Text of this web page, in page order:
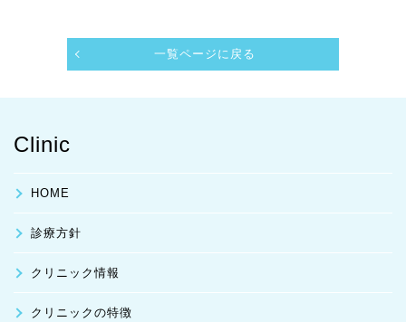
一覧ページに戻る
Clinic
HOME
診療方針
クリニック情報
クリニックの特徴